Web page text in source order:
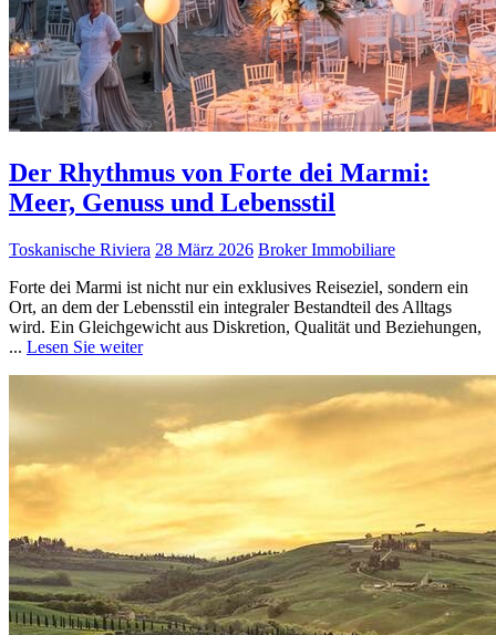
Der Rhythmus von Forte dei Marmi:
Meer, Genuss und Lebensstil
Toskanische Riviera 28 März 2026 Broker Immobiliare
Forte dei Marmi ist nicht nur ein exklusives Reiseziel, sondern ein
Ort, an dem der Lebensstil ein integraler Bestandteil des Alltags
wird. Ein Gleichgewicht aus Diskretion, Qualität und Beziehungen,
... Lesen Sie weiter